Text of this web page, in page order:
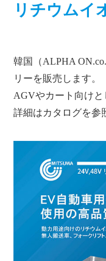
リチウムイ
韓国（ALPHA
リーを販売します。
AGVやカート向けと
詳細はカタログを参